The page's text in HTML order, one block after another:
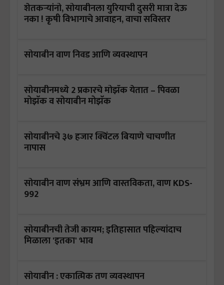
शेतकऱ्यांनो, सोयाबीनला युरियाची दुसरी मात्रा देऊ
नका ! कृषी विभागाचे आवाहन, वाचा सविस्तर
सोयाबीन वाण निवड आणि व्यवस्थापन
सोयाबीनमध्ये 2 प्रकारचे मोझॅक येतात – पिवळा
मोझॅक व सोयाबीन मोझॅक
सोयाबीनचे ३७ हजार क्विंटल बियाणे चाचणीत
नापास
सोयाबीन वाण संभ्रम आणि वास्तविकता, वाण KDS-
992
सोयाबीनची तेजी कायम; इतिहासात पहिल्यांदाच
मिळाला 'इतका' भाव
सोयाबीन : एकात्मिक तण व्यवस्थापन